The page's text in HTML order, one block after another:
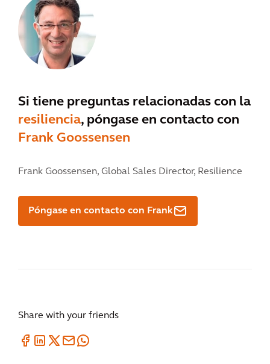
Si tiene preguntas relacionadas con la
resiliencia, póngase en contacto con
Frank Goossensen
Frank Goossensen, Global Sales Director, Resilience
Póngase en contacto con Frank
Share with your friends